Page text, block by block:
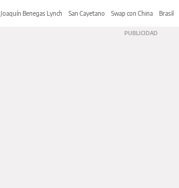
Joaquín Benegas Lynch San Cayetano Swap con China Brasil